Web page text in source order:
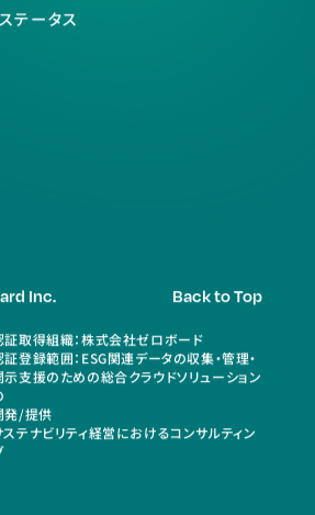
Inc.
テータス
Back to Top
証取得組織：株式会社ゼロボード
証登録範囲：ESG関連データの収集・管理・
示支援のための総合クラウドソリューション
発/提供
ステナビリティ経営におけるコンサルティン